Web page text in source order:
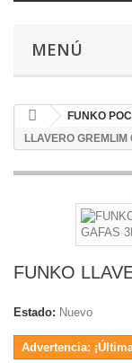
MENÚ
FUNKO
LLAVERO GREMLIM
FUNKO
Estado: Nuevo
Advertencia: